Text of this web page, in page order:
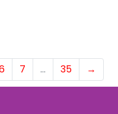
7 … 35 →